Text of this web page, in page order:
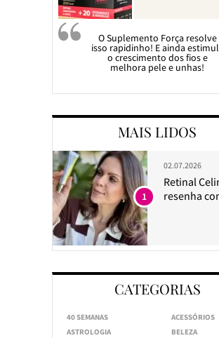
O Suplemento Força resolve
isso rapidinho! E ainda
o crescimento dos fios e
melhora pele e unhas!
MAIS LIDOS
02.07.2026
Retinal
resenha
1
CATEGORIAS
40 SEMANAS
ACESSÓRIOS
ASTROLOGIA
BELEZA